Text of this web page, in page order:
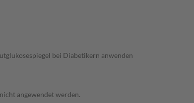
bei Diabetikern anwenden
angewendet werden.